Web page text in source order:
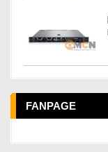
FANPAGE